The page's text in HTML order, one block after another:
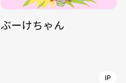
ぶーけちゃん
IP